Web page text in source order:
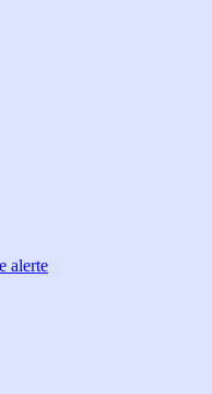
alerte